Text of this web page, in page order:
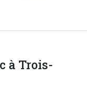
à Trois-